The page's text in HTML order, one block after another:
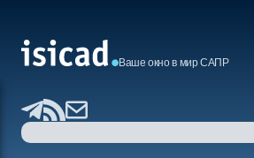
Ваше окно в мир САПР